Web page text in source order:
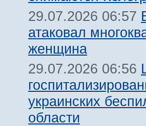
29.07.2026 06:57
атаковал
женщина
29.07.2026 06:56
украинских
области